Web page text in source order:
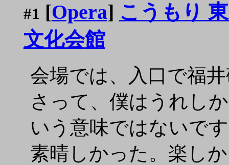
#1 [Opera] こうもり
文化会館
会場では、入口で福
さって、僕はうれし
いう意味ではないで
素晴しかった。楽し